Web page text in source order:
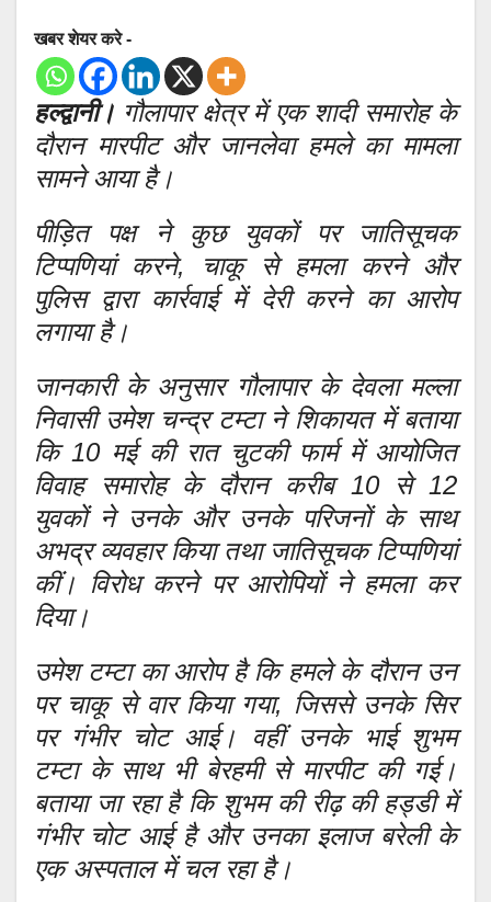
खबर शेयर करे -
हल्द्वानी। गौलापार क्षेत्र में एक शादी समारोह के
दौरान मारपीट और जानलेवा हमले का मामला
सामने आया है।
पीड़ित पक्ष ने कुछ युवकों पर जातिसूचक
टिप्पणियां करने, चाकू से हमला करने और
पुलिस द्वारा कार्रवाई में देरी करने का आरोप
लगाया है।
जानकारी के अनुसार गौलापार के देवला मल्ला
निवासी उमेश चन्द्र टम्टा ने शिकायत में बताया
कि 10 मई की रात चुटकी फार्म में आयोजित
विवाह समारोह के दौरान करीब 10 से 12
युवकों ने उनके और उनके परिजनों के साथ
अभद्र व्यवहार किया तथा जातिसूचक टिप्पणियां
कीं। विरोध करने पर आरोपियों ने हमला कर
दिया।
उमेश टम्टा का आरोप है कि हमले के दौरान उन
पर चाकू से वार किया गया, जिससे उनके सिर
पर गंभीर चोट आई। वहीं उनके भाई शुभम
टम्टा के साथ भी बेरहमी से मारपीट की गई।
बताया जा रहा है कि शुभम की रीढ़ की हड्डी में
गंभीर चोट आई है और उनका इलाज बरेली के
एक अस्पताल में चल रहा है।